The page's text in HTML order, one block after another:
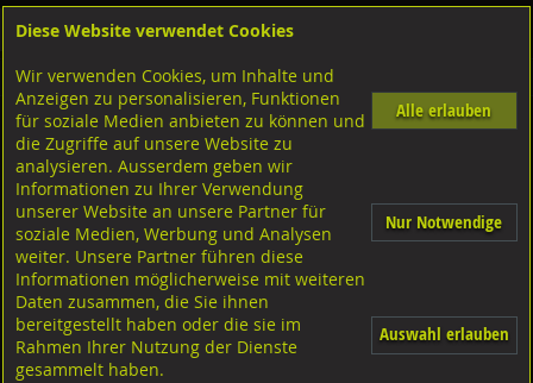
Shop Geländerzubehör
Wandplatte rund
CNS 1.4301 Stahl S235JR
Diese Website verwendet Cookies
Wir verwenden Cookies, um Inhalte und
Anzeigen zu personalisieren, Funktionen
für soziale Medien anbieten zu können und
die Zugriffe auf unsere Website zu
analysieren. Ausserdem geben wir
Informationen zu Ihrer Verwendung
unserer Website an unsere Partner für
soziale Medien, Werbung und Analysen
weiter. Unsere Partner führen diese
Informationen möglicherweise mit weiteren
Daten zusammen, die Sie ihnen
bereitgestellt haben oder die sie im
Rahmen Ihrer Nutzung der Dienste
gesammelt haben.
Alle erlauben
Nur Notwendige
Auswahl erlauben